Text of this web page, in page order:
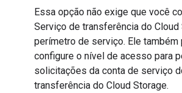
Essa opção não exige que você
Serviço de transferência do Cloud
perímetro de serviço. Ele
configure o nível de acesso para
solicitações da conta de serviço
transferência do Cloud Storage.